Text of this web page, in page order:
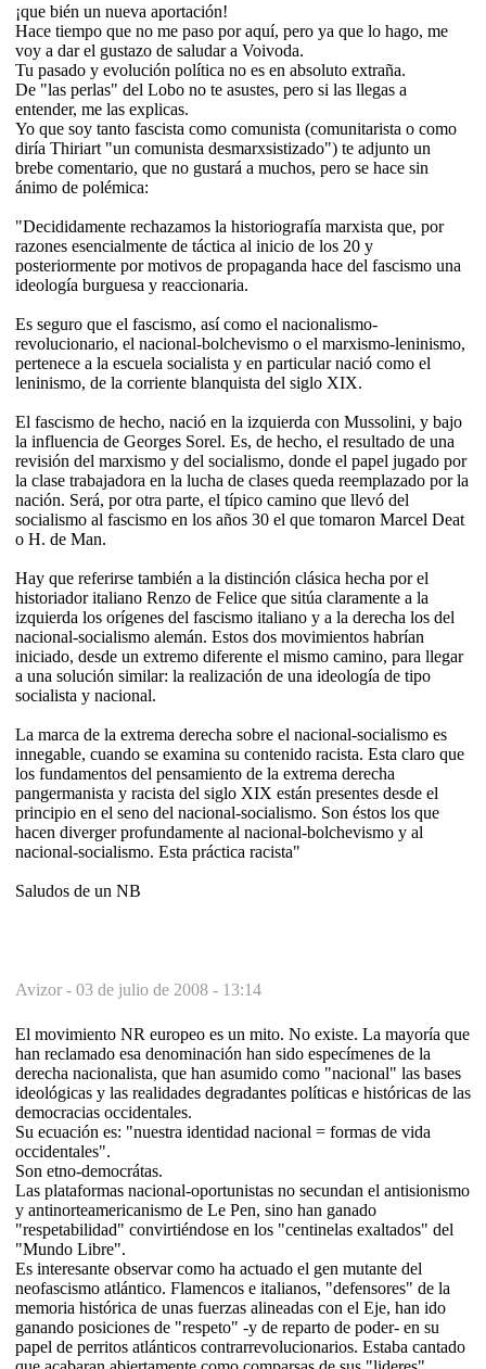
¡que bién un nueva aportación!
Hace tiempo que no me paso por aquí, pero ya que lo hago, me
voy a dar el gustazo de saludar a Voivoda.
Tu pasado y evolución política no es en absoluto extraña.
De "las perlas" del Lobo no te asustes, pero si las llegas a
entender, me las explicas.
Yo que soy tanto fascista como comunista (comunitarista o como
diría Thiriart "un comunista desmarxsistizado") te adjunto un
brebe comentario, que no gustará a muchos, pero se hace sin
ánimo de polémica:
"Decididamente rechazamos la historiografía marxista que, por
razones esencialmente de táctica al inicio de los 20 y
posteriormente por motivos de propaganda hace del fascismo una
ideología burguesa y reaccionaria.
Es seguro que el fascismo, así como el nacionalismo-
revolucionario, el nacional-bolchevismo o el marxismo-leninismo,
pertenece a la escuela socialista y en particular nació como el
leninismo, de la corriente blanquista del siglo XIX.
El fascismo de hecho, nació en la izquierda con Mussolini, y bajo
la influencia de Georges Sorel. Es, de hecho, el resultado de una
revisión del marxismo y del socialismo, donde el papel jugado por
la clase trabajadora en la lucha de clases queda reemplazado por la
nación. Será, por otra parte, el típico camino que llevó del
socialismo al fascismo en los años 30 el que tomaron Marcel Deat
o H. de Man.
Hay que referirse también a la distinción clásica hecha por el
historiador italiano Renzo de Felice que sitúa claramente a la
izquierda los orígenes del fascismo italiano y a la derecha los del
nacional-socialismo alemán. Estos dos movimientos habrían
iniciado, desde un extremo diferente el mismo camino, para llegar
a una solución similar: la realización de una ideología de tipo
socialista y nacional.
La marca de la extrema derecha sobre el nacional-socialismo es
innegable, cuando se examina su contenido racista. Esta claro que
los fundamentos del pensamiento de la extrema derecha
pangermanista y racista del siglo XIX están presentes desde el
principio en el seno del nacional-socialismo. Son éstos los que
hacen diverger profundamente al nacional-bolchevismo y al
nacional-socialismo. Esta práctica racista"
Saludos de un NB
Avizor - 03 de julio de 2008 - 13:14
El movimiento NR europeo es un mito. No existe. La mayoría que
han reclamado esa denominación han sido especímenes de la
derecha nacionalista, que han asumido como "nacional" las bases
ideológicas y las realidades degradantes políticas e históricas de las
democracias occidentales.
Su ecuación es: "nuestra identidad nacional = formas de vida
occidentales".
Son etno-democrátas.
Las plataformas nacional-oportunistas no secundan el antisionismo
y antinorteamericanismo de Le Pen, sino han ganado
"respetabilidad" convirtiéndose en los "centinelas exaltados" del
"Mundo Libre".
Es interesante observar como ha actuado el gen mutante del
neofascismo atlántico. Flamencos e italianos, "defensores" de la
memoria histórica de unas fuerzas alineadas con el Eje, han ido
ganando posiciones de "respeto" -y de reparto de poder- en su
papel de perritos atlánticos contrarrevolucionarios. Estaba cantado